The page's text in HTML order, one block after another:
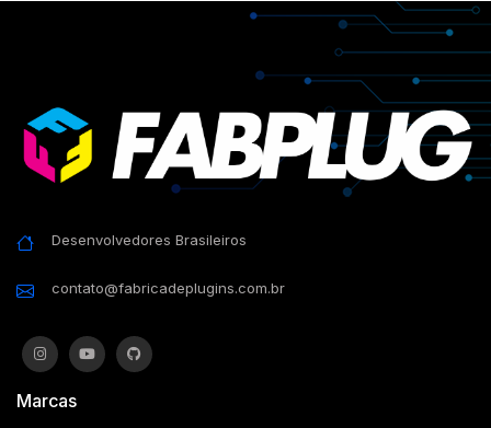
Desenvolvedores Brasileiros
contato@fabricadeplugins.com.br
Marcas